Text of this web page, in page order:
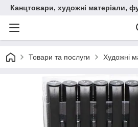
Канцтовари, художні матеріали,
Товари та послуги Художні